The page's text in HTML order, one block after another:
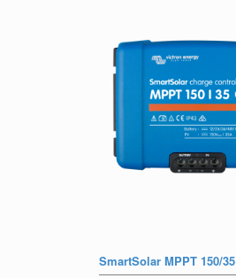
SmartSolar MPPT 150/35